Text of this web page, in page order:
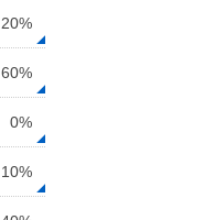
20%
60%
0%
10%